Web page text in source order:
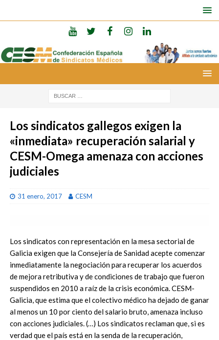
Los sindicatos gallegos exigen la
«inmediata» recuperación salarial y
CESM-Omega amenaza con acciones
judiciales
31 enero, 2017 CESM
Los sindicatos con representación en la mesa sectorial de
Galicia exigen que la Consejería de Sanidad acepte comenzar
inmediatamente la negociación para recuperar los acuerdos
de mejora retributiva y de condiciones de trabajo que fueron
suspendidos en 2010 a raíz de la crisis económica. CESM-
Galicia, que estima que el colectivo médico ha dejado de ganar
al menos un 10 por ciento del salario bruto, amenaza incluso
con acciones judiciales. (…) Los sindicatos reclaman que, si es
verdad que el país está en la senda de la recuperación,